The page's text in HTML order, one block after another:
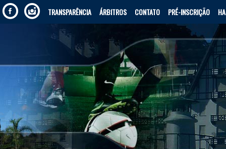
TRANSPARÊNCIA ÁRBITROS CONTATO PRÉ-INSCRIÇÃO